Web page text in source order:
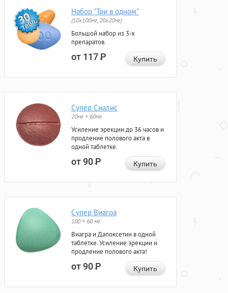
Набор "Три в одном"
(10x100мг, 20x20мг)
Большой набор из 3-х
препаратов.
от 117Р Купить
Супер Сиалис
20мг + 60мг
Усиление эрекции до 36 часов и
продление полового акта в
одной таблетке.
от 90Р Купить
Супер Виагра
100 + 60 мг
Виагра и Дапоксетин в одной
таблетке. Усиление эрекции и
продление полового акта!
от 90Р Купить